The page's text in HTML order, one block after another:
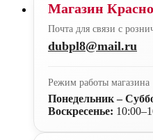
Магазин
Почта для связи с
dubpl8@mail.ru
Режим работы магазина
Понедельник –
Воскресенье: